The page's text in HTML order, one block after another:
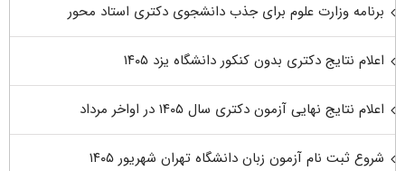
برنامه وزارت علوم برای جذب دانشجوی دکتری استاد محور
اعلام نتایج دکتری بدون کنکور دانشگاه یزد ۱۴۰۵
اعلام نتایج نهایی آزمون دکتری سال ۱۴۰۵ در اواخر مرداد
شروع ثبت نام آزمون زبان دانشگاه تهران شهریور ۱۴۰۵